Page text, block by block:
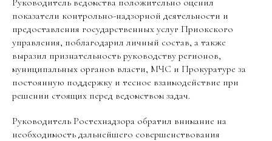
Руководитель ведомства положительно оценил
показатели контрольно-надзорной деятельности и
предоставления государственных услуг Приокского
управления, поблагодарил личный состав, а также
выразил признательность руководству регионов,
муниципальных органов власти, МЧС и Прокуратуре за
постоянную поддержку и тесное взаимодействие при
решении стоящих перед ведомством задач.
Руководитель Ростехнадзора обратил внимание на
необходимость дальнейшего совершенствования